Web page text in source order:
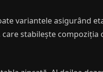
variantele asigurând
stabilește